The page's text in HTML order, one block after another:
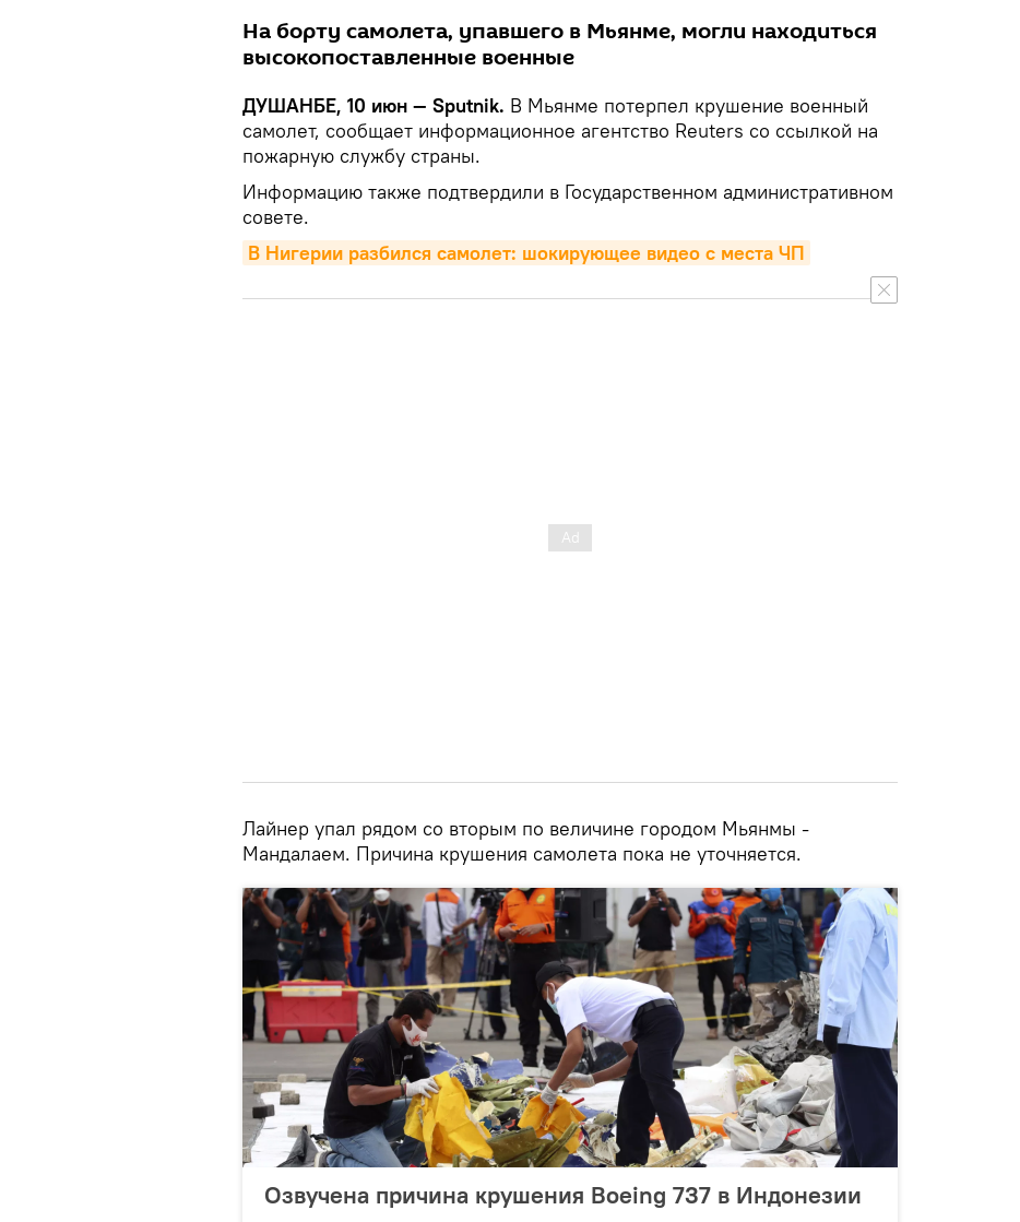
На борту самолета, упавшего в Мьянме, могли находиться
высокопоставленные военные
ДУШАНБЕ, 10 июн — Sputnik. В Мьянме потерпел крушение военный
самолет, сообщает информационное агентство Reuters со ссылкой на
пожарную службу страны.
Информацию также подтвердили в Государственном административном
совете.
В Нигерии разбился самолет: шокирующее видео с места ЧП
Лайнер упал рядом со вторым по величине городом Мьянмы -
Мандалаем. Причина крушения самолета пока не уточняется.
Озвучена причина крушения Boeing 737 в Индонезии